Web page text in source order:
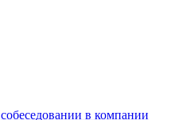
собеседовании в компании